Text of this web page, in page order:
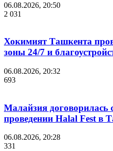
06.08.2026, 20:50
2 031
Хокимият Ташкента
зоны 24/7 и
06.08.2026, 20:32
693
Малайзия договорилась
проведении Halal Fest в
06.08.2026, 20:28
331